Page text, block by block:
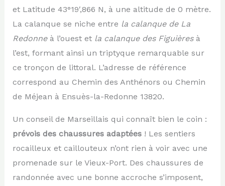
et Latitude 43°19′,866 N, à une altitude de 0 mètre.
La calanque se niche entre la calanque de La
Redonneà l’ouest et la calanque des Figuièresà
l’est, formant ainsi un triptyque remarquable sur
ce tronçon de littoral. L’adresse de référence
correspond au Chemin des Anthénors ou Chemin
de Méjean à Ensuès-la-Redonne 13820.
Un conseil de Marseillais qui connaît bien le coin :
prévois des chaussures adaptées! Les sentiers
rocailleux et caillouteux n’ont rien à voir avec une
promenade sur le Vieux-Port. Des chaussures de
randonnée avec une bonne accroche s’imposent,